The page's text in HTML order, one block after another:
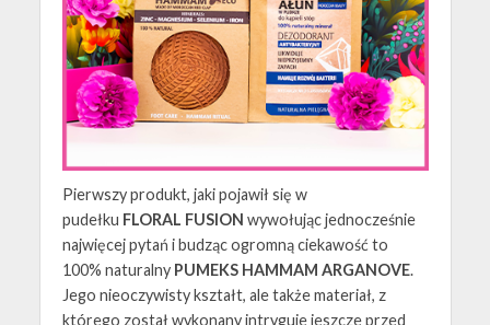
Pierwszy produkt, jaki pojawił się w
pudełku FLORAL FUSION wywołując jednocześnie
najwięcej pytań i budząc ogromną ciekawość to
100% naturalny PUMEKS HAMMAM ARGANOVE.
Jego nieoczywisty kształt, ale także materiał, z
którego został wykonany intryguje jeszcze przed